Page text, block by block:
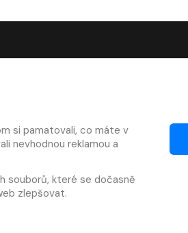
Kontakty
Články
Pro firmy
Osobní údaje
si pamatovali, co máte v
nevhodnou reklamou a
souborů, které se dočasně
zlepšovat.